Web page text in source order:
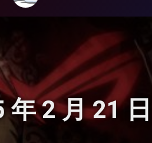
年 2 月 21 日